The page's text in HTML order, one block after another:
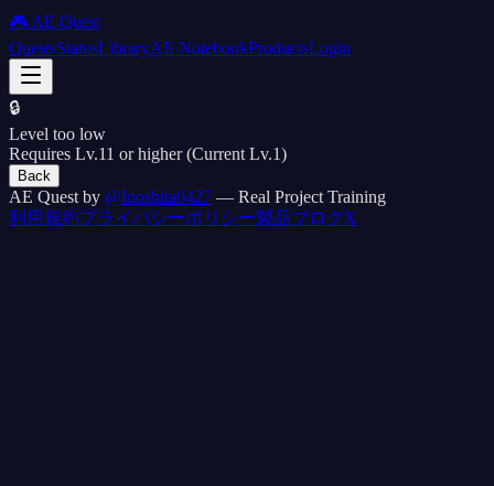
🎮 AE Quest
QuestsStatusLibraryAE NotebookProductsLogin
🔒
Level too low
Requires Lv.11 or higher (Current Lv.1)
Back
AE Quest by @Inoshita0427 — Real Project Training
利用規約プライバシーポリシー製品ブログX